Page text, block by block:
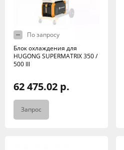
По запросу
Блок охлаждения для
HUGONG SUPERMATRIX 350 /
500 III
62 475.02 р.
Запрос